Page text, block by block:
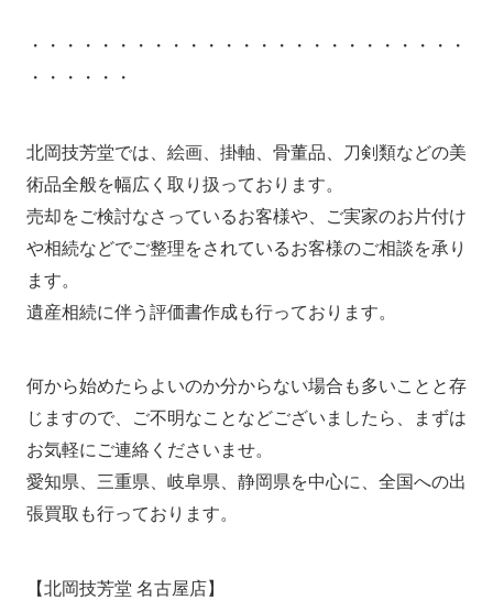
・・・・・・・・・・・・・・・・・・・・・・・・・
・・・・・・
北岡技芳堂では、絵画、掛軸、骨董品、刀剣類などの美
術品全般を幅広く取り扱っております。
売却をご検討なさっているお客様や、ご実家のお片付け
や相続などでご整理をされているお客様のご相談を承り
ます。
遺産相続に伴う評価書作成も行っております。
何から始めたらよいのか分からない場合も多いことと存
じますので、ご不明なことなどございましたら、まずは
お気軽にご連絡くださいませ。
愛知県、三重県、岐阜県、静岡県を中心に、全国への出
張買取も行っております。
【北岡技芳堂 名古屋店】